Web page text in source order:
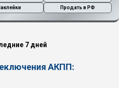
Продать в РФ
7 дней
АКПП: